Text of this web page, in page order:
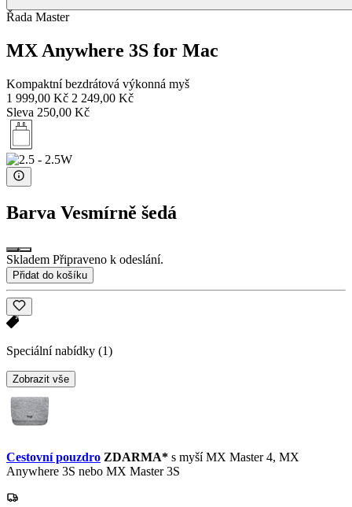
Řada Master
MX Anywhere 3S for Mac
Kompaktní bezdrátová výkonná myš
1 999,00 Kč 2 249,00 Kč
Sleva 250,00 Kč
Barva Vesmírně šedá
Skladem Připraveno k odeslání.
Přidat do košíku
Speciální nabídky (1)
Zobrazit vše
Cestovní pouzdro ZDARMA* s myší MX Master 4, MX
Anywhere 3S nebo MX Master 3S